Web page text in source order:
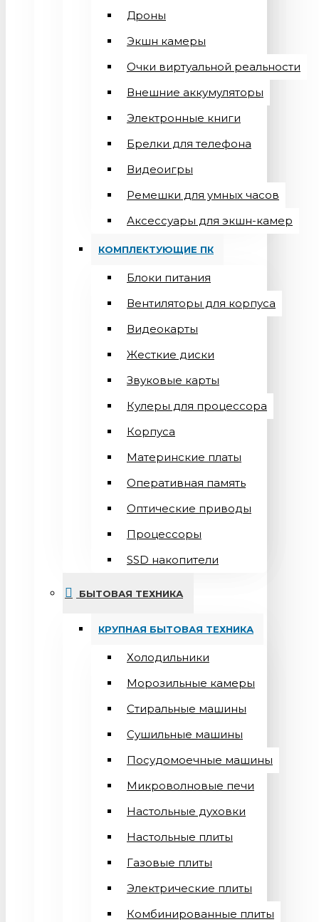
Дроны
Экшн камеры
Очки виртуальной реальности
Внешние аккумуляторы
Электронные книги
Брелки для телефона
Видеоигры
Ремешки для умных часов
Аксессуары для экшн-камер
КОМПЛЕКТУЮЩИЕ ПК
Блоки питания
Вентиляторы для корпуса
Видеокарты
Жесткие диски
Звуковые карты
Кулеры для процессора
Корпуса
Материнские платы
Оперативная память
Оптические приводы
Процессоры
SSD накопители
БЫТОВАЯ ТЕХНИКА
КРУПНАЯ БЫТОВАЯ ТЕХНИКА
Холодильники
Морозильные камеры
Стиральные машины
Сушильные машины
Посудомоечные машины
Микроволновые печи
Настольные духовки
Настольные плиты
Газовые плиты
Электрические плиты
Комбинированные плиты